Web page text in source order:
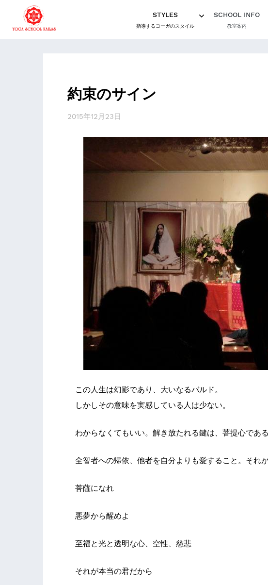
STYLES
指導するヨーガのスタイル
SCHOOL INFO
教室案内
約束のサイン
2015年12月23日
この人生は幻影であり、大いなるバルド。
しかしその意味を実感している人は少ない。
わからなくてもいい。解き放たれる鍵は、菩提心である
全智者への帰依、他者を自分よりも愛すること。それが
菩薩になれ
悪夢から醒めよ
至福と光と透明な心、空性、慈悲
それが本当の君だから